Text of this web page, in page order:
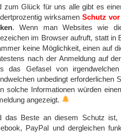
zum Glück für uns alle gibt es
wirksamen Schutz
. Wenn man Websites wie
im Browser aufruft, statt in
keine Möglichkeit, einen auf
nach der Anmeldung auf
das Gefasel von
unbedingt erforderlichen
solche Informationen würden
angezeigt.
das Beste an diesem Schutz
PayPal und dergleichen